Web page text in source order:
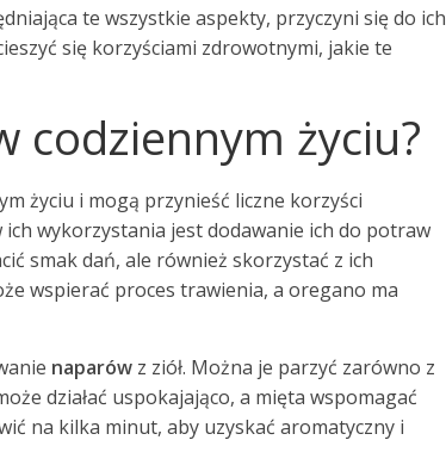
te wszystkie aspekty, przyczyni się do ich
się korzyściami zdrowotnymi, jakie te
codziennym życiu?
życiu i mogą przynieść liczne korzyści
wykorzystania jest dodawanie ich do potraw
smak dań, ale również skorzystać z ich
wspierać proces trawienia, a oregano ma
naparów z ziół. Można je parzyć zarówno z
działać uspokajająco, a mięta wspomagać
na kilka minut, aby uzyskać aromatyczny i